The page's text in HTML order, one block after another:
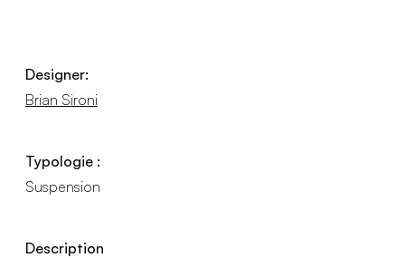
Designer:
Brian Sironi
Typologie :
Suspension
Description